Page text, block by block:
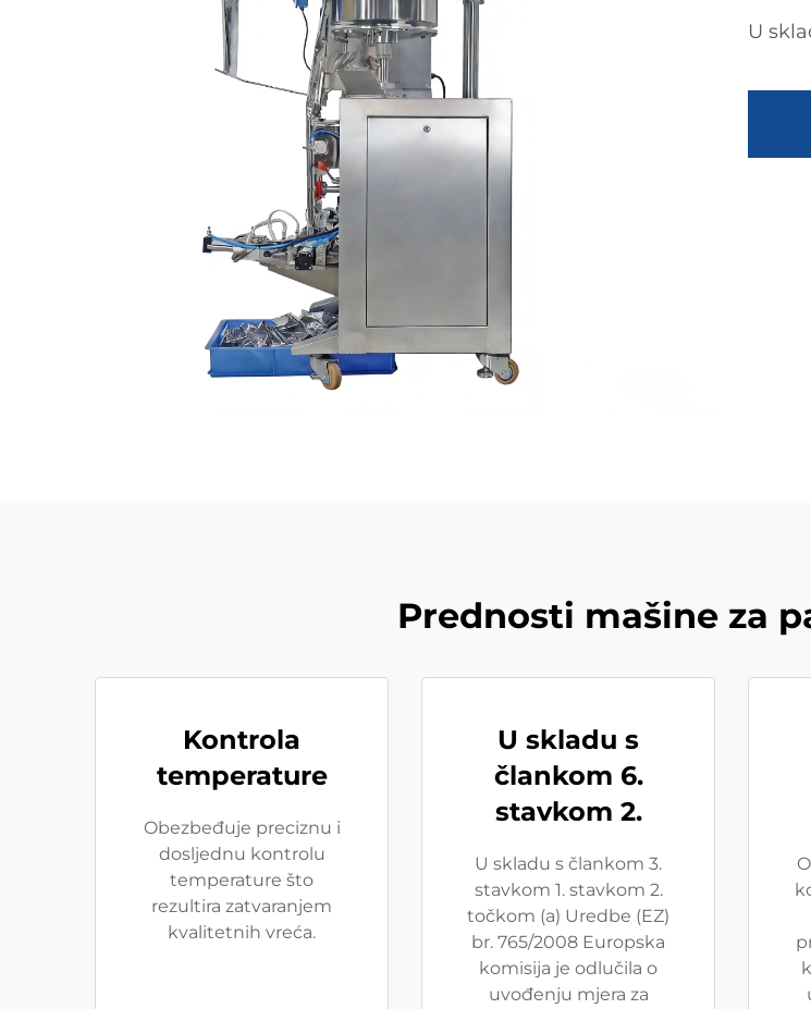
U
Prednosti mašine za
Kontrola
temperature
Obezbeđuje preciznu i
dosljednu kontrolu
temperature što
rezultira zatvaranjem
kvalitetnih vreća.
U skladu s
člankom 6.
stavkom 2.
U skladu s člankom 3.
stavkom 1. stavkom 2.
točkom (a) Uredbe (EZ)
br. 765/2008 Europska
komisija je odlučila o
uvođenju mjera za